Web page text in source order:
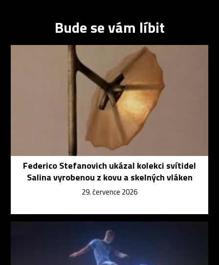
Bude se vám líbit
Federico Stefanovich ukázal kolekci svítidel
Salina vyrobenou z kovu a skelných vláken
29. července 2026